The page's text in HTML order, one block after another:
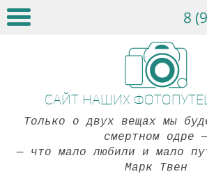
8
Сайт наших
Только о двух вещах мы
смертном одре
— что мало любили и мало
Марк Твен